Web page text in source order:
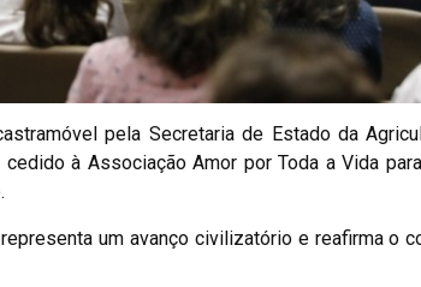
pela Secretaria de Estado da
à Associação Amor por Toda a Vida
um avanço civilizatório e reafirma o